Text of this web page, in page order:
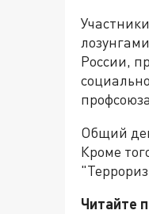
России,
Общий
Кроме
Читайте